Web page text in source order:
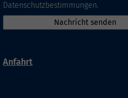
Datenschutzbestimmungen.
Anfahrt